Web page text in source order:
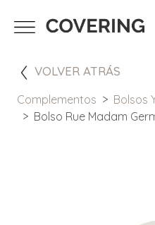
VOLVER ATRÁS
Complementos
Bolsos
Bolso Rue Madam